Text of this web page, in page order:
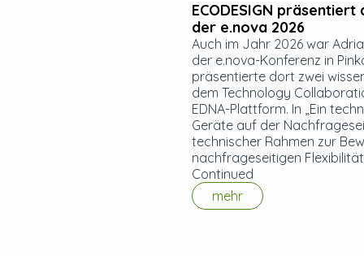
ECODESIGN
der e.nova 2026
Auch im Jahr 2026 war
der e.nova-Konferenz in
präsentierte dort zwei
dem Technology
EDNA-Plattform. In „Ein
Geräte auf der
technischer Rahmen zur
nachfrageseitigen
Continued
mehr